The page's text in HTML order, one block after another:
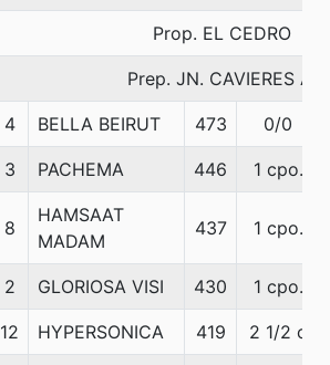
Prop. EL CEDRO
Prep. JN. CAVIERES A.
4 BELLA BEIRUT 473 0/0
3 PACHEMA 446 1 cpo.
8
HAMSAAT
MADAM
437 1 cpo.
2 GLORIOSA VISI 430 1 cpo.
12 HYPERSONICA 419 2 1/2 c